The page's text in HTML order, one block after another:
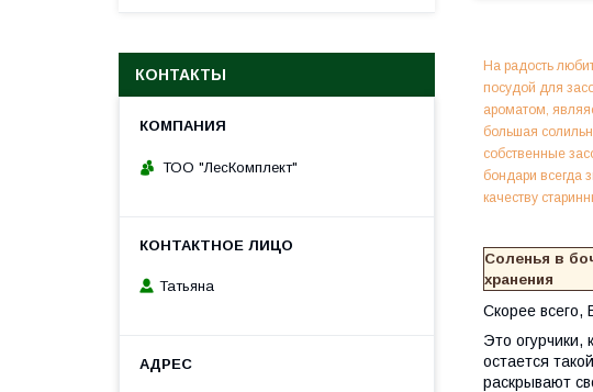
На радость
посудой для
ароматом,
большая
собственные
бондари всегда
качеству
Соленья в
хранения
Скорее всего,
Это огурчики,
остается
раскрывают
КОНТАКТЫ
ТОО "ЛесКомплект"
Татьяна